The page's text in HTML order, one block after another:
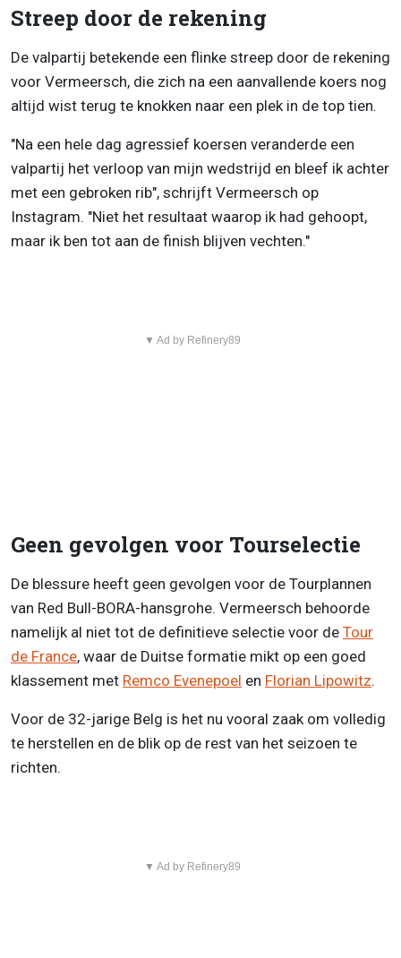
Streep door de rekening
De valpartij betekende een flinke streep door de rekening
voor Vermeersch, die zich na een aanvallende koers nog
altijd wist terug te knokken naar een plek in de top tien.
"Na een hele dag agressief koersen veranderde een
valpartij het verloop van mijn wedstrijd en bleef ik achter
met een gebroken rib", schrijft Vermeersch op
Instagram. "Niet het resultaat waarop ik had gehoopt,
maar ik ben tot aan de finish blijven vechten."
▼ Ad by Refinery89
Geen gevolgen voor Tourselectie
De blessure heeft geen gevolgen voor de Tourplannen
van Red Bull-BORA-hansgrohe. Vermeersch behoorde
namelijk al niet tot de definitieve selectie voor de Tour
de France, waar de Duitse formatie mikt op een goed
klassement met Remco Evenepoel en Florian Lipowitz.
Voor de 32-jarige Belg is het nu vooral zaak om volledig
te herstellen en de blik op de rest van het seizoen te
richten.
▼ Ad by Refinery89